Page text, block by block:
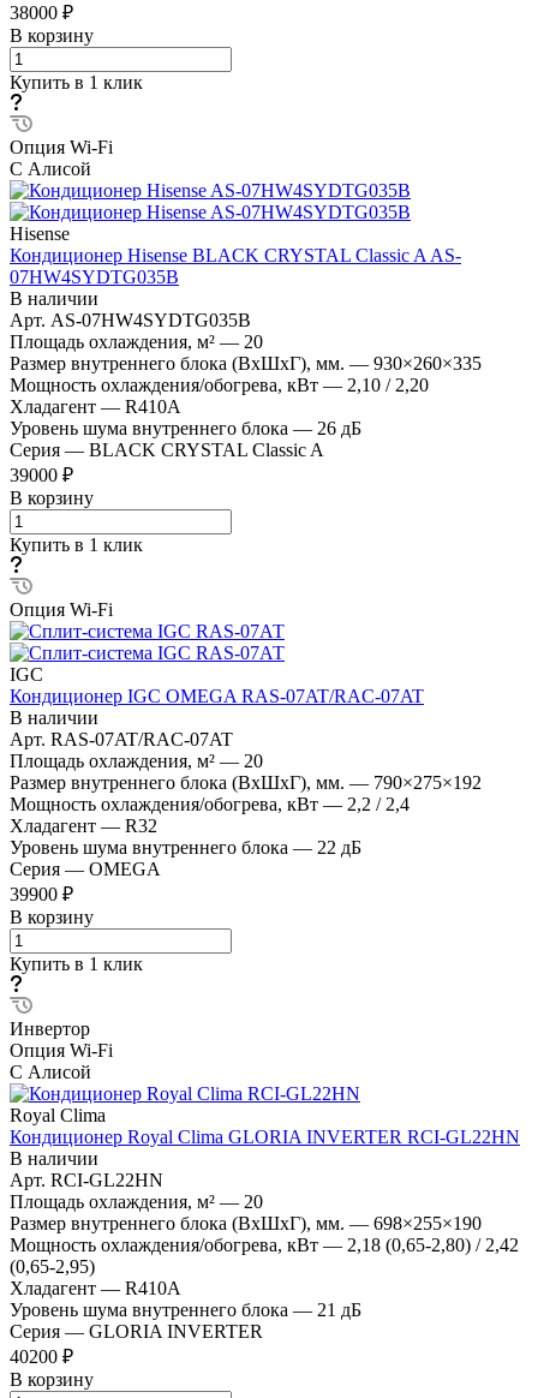
38000 ₽
В корзину
Купить в 1 клик
Опция Wi-Fi
С Алисой
Hisense
Кондиционер Hisense BLACK CRYSTAL Classic A AS-
07HW4SYDTG035В
В наличии
Арт. AS-07HW4SYDTG035В
Площадь охлаждения, м² — 20
Размер внутреннего блока (ВхШхГ), мм. — 930×260×335
Мощность охлаждения/обогрева, кВт — 2,10 / 2,20
Хладагент — R410A
Уровень шума внутреннего блока — 26 дБ
Серия — BLACK CRYSTAL Classic A
39000 ₽
В корзину
Купить в 1 клик
Опция Wi-Fi
IGC
Кондиционер IGC OMEGA RAS-07AT/RAC-07AT
В наличии
Арт. RAS-07AT/RAC-07AT
Площадь охлаждения, м² — 20
Размер внутреннего блока (ВхШхГ), мм. — 790×275×192
Мощность охлаждения/обогрева, кВт — 2,2 / 2,4
Хладагент — R32
Уровень шума внутреннего блока — 22 дБ
Серия — OMEGA
39900 ₽
В корзину
Купить в 1 клик
Инвертор
Опция Wi-Fi
С Алисой
Royal Clima
Кондиционер Royal Clima GLORIA INVERTER RCI-GL22HN
В наличии
Арт. RCI-GL22HN
Площадь охлаждения, м² — 20
Размер внутреннего блока (ВхШхГ), мм. — 698×255×190
Мощность охлаждения/обогрева, кВт — 2,18 (0,65-2,80) / 2,42
(0,65-2,95)
Хладагент — R410A
Уровень шума внутреннего блока — 21 дБ
Серия — GLORIA INVERTER
40200 ₽
В корзину